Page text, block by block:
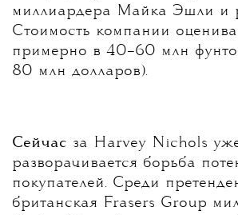
миллиардера Майка Эшли и
Стоимость компании
примерно в 40–60 млн
80 млн долларов).
Cейчас за Harvey Nichols
разворачивается борьба
покупателей. Среди
британская Frasers Group